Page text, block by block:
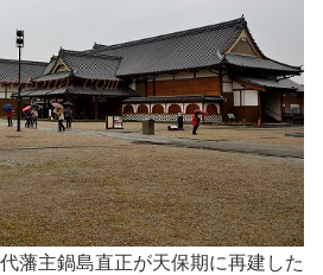
藩主鍋島直正が天保期に再建した